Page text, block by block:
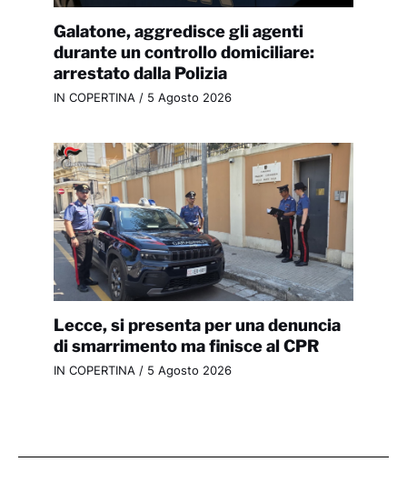
Galatone, aggredisce gli agenti
durante un controllo domiciliare:
arrestato dalla Polizia
IN COPERTINA / 5 Agosto 2026
Lecce, si presenta per una denuncia
di smarrimento ma finisce al CPR
IN COPERTINA / 5 Agosto 2026